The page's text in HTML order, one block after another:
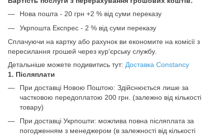
Нова пошта - 20 грн +2 % від суми переказу
Укрпошта Експрес - 2 % від суми переказу
Сплачуючи на картку або рахунок ви економите на комісії з
пересилання грошей через кур'єрську службу.
Детальніше можете подивитись тут: Доставка Constancy
1. Післяплати
При доставці Новою Поштою: Здійснюється лише за
частковою передоплатою 200 грн. (залежно від кількості
товару)
При доставці Укрпошти: можлива повна післяплата за
погодженням з менеджером (в залежності від кількості